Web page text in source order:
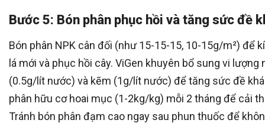
Bước 5: Bón phân phục hồi và tăng sức đề
Bón phân NPK cân đối (như 15-15-15, 10-15g/m²) để
lá mới và phục hồi cây. ViGen khuyên bổ sung vi lượng
(0.5g/lít nước) và kẽm (1g/lít nước) để tăng sức đề
phân hữu cơ hoai mục (1-2kg/kg) mỗi 2 tháng để cải
Tránh bón phân đạm cao ngay sau phun thuốc để